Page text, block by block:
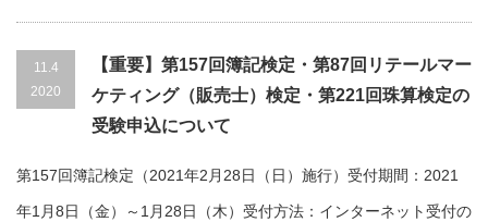
11.4
2020
【重要】第157回簿記検定・第87回リテールマー
ケティング（販売士）検定・第221回珠算検定の
受験申込について
第157回簿記検定（2021年2月28日（日）施行）受付期間：2021
年1月8日（金）～1月28日（木）受付方法：インターネット受付の